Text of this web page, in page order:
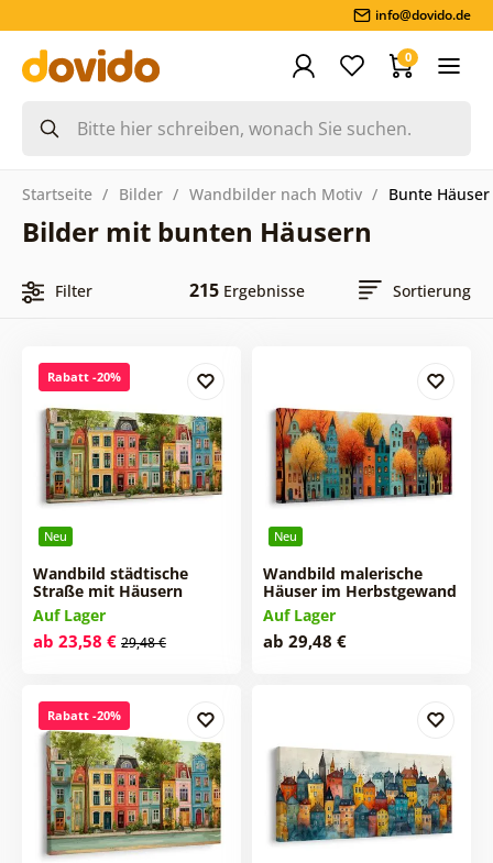
info@dovido.de
0
Startseite Bilder Wandbilder nach Motiv Bunte Häuser
Bilder mit bunten Häusern
Filter 215Ergebnisse Sortierung
Neu
Rabatt -20%
Wandbild städtische
Straße mit Häusern
Auf Lager
ab 23,58 € 29,48 €
Neu
Wandbild malerische
Häuser im Herbstgewand
Auf Lager
ab 29,48 €
Rabatt -20%